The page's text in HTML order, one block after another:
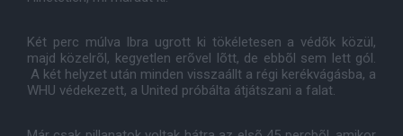
Két perc múlva Ibra ugrott ki tökéletesen a védõk közül,
majd közelrõl, kegyetlen erõvel lõtt, de ebbõl sem lett gól.
A két helyzet után minden visszaállt a régi kerékvágásba, a
WHU védekezett, a United próbálta átjátszani a falat.